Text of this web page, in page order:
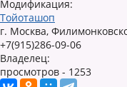
Модификация:
Тойоташоп
г. Москва,
+7(915)286-09-06
Владелец:
просмотров - 1253